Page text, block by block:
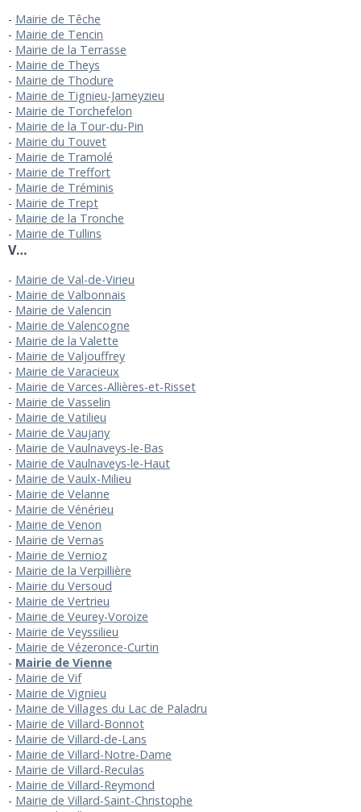
Mairie de Têche
Mairie de Tencin
Mairie de la Terrasse
Mairie de Theys
Mairie de Thodure
Mairie de Tignieu-Jameyzieu
Mairie de Torchefelon
Mairie de la Tour-du-Pin
Mairie du Touvet
Mairie de Tramolé
Mairie de Treffort
Mairie de Tréminis
Mairie de Trept
Mairie de la Tronche
Mairie de Tullins
V…
Mairie de Val-de-Virieu
Mairie de Valbonnais
Mairie de Valencin
Mairie de Valencogne
Mairie de la Valette
Mairie de Valjouffrey
Mairie de Varacieux
Mairie de Varces-Allières-et-Risset
Mairie de Vasselin
Mairie de Vatilieu
Mairie de Vaujany
Mairie de Vaulnaveys-le-Bas
Mairie de Vaulnaveys-le-Haut
Mairie de Vaulx-Milieu
Mairie de Velanne
Mairie de Vénérieu
Mairie de Venon
Mairie de Vernas
Mairie de Vernioz
Mairie de la Verpillière
Mairie du Versoud
Mairie de Vertrieu
Mairie de Veurey-Voroize
Mairie de Veyssilieu
Mairie de Vézeronce-Curtin
Mairie de Vienne
Mairie de Vif
Mairie de Vignieu
Mairie de Villages du Lac de Paladru
Mairie de Villard-Bonnot
Mairie de Villard-de-Lans
Mairie de Villard-Notre-Dame
Mairie de Villard-Reculas
Mairie de Villard-Reymond
Mairie de Villard-Saint-Christophe